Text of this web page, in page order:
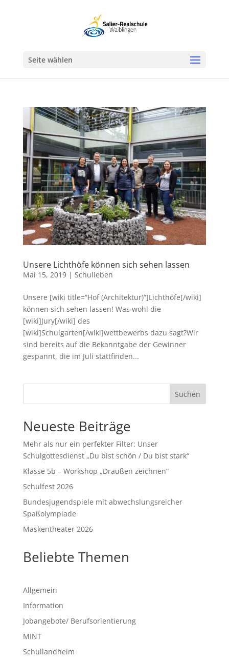
Seite wählen
Unsere Lichthöfe können sich sehen lassen
Mai 15, 2019| Schulleben
Unsere [wiki title=“Hof (Architektur)“]Lichthöfe[/wiki]
können sich sehen lassen! Was wohl die
[wiki]Jury[/wiki] des
[wiki]Schulgarten[/wiki]wettbewerbs dazu sagt?Wir
sind bereits auf die Bekanntgabe der Gewinner
gespannt, die im Juli stattfinden...
Suchen
Neueste Beiträge
Mehr als nur ein perfekter Filter: Unser
Schulgottesdienst „Du bist schön / Du bist stark“
Klasse 5b – Workshop „Draußen zeichnen“
Schulfest 2026
Bundesjugendspiele mit abwechslungsreicher
Spaßolympiade
Maskentheater 2026
Beliebte Themen
Allgemein
Information
Jobangebote/ Berufsorientierung
MINT
Schullandheim